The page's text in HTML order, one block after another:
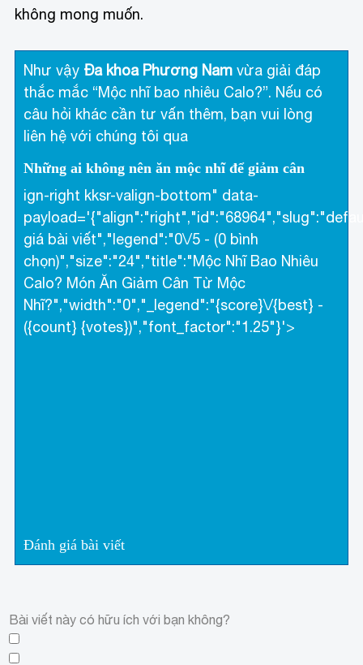
không mong muốn.
Như vậy Đa khoa Phương Nam vừa giải đáp
thắc mắc “Mộc nhĩ bao nhiêu Calo?”. Nếu có
câu hỏi khác cần tư vấn thêm, bạn vui lòng
liên hệ với chúng tôi qua
Những ai không nên ăn mộc nhĩ để giảm cân
ign-right kksr-valign-bottom" data-
giá bài viết","legend":"0\/5 - (0 bình
chọn)","size":"24","title":"Mộc Nhĩ Bao Nhiêu
Calo? Món Ăn Giảm Cân Từ Mộc
Nhĩ?","width":"0","_legend":"{score}\/{best} -
({count} {votes})","font_factor":"1.25"}'>
Đánh giá bài viết
Bài viết này có hữu ích với bạn không?